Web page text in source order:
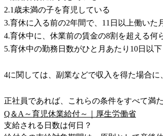
2.1歳未満の子を育児している
3.育休に入る前の2年間で、11日以上働いた
4.育休中に、休業前の賃金の8割を超える何
5.育休中の勤務日数がひと月あたり10日以下
4に関しては、副業などで収入を得た場合
正社員であれば、これらの条件をすべて満
Q＆A～育児休業給付～｜厚生労働省
支給される日数は何日？